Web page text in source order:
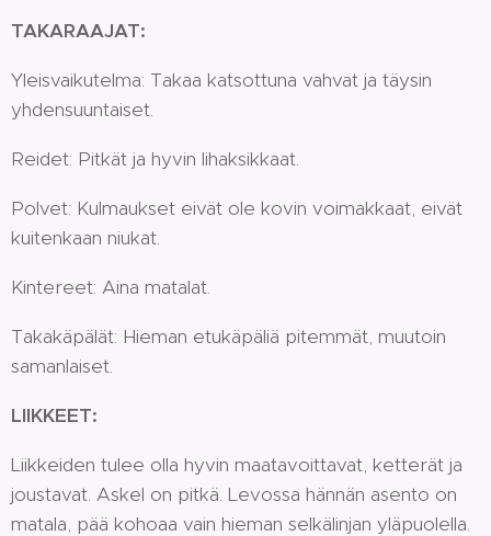
TAKARAAJAT:
Yleisvaikutelma: Takaa katsottuna vahvat ja täysin
yhdensuuntaiset.
Reidet: Pitkät ja hyvin lihaksikkaat.
Polvet: Kulmaukset eivät ole kovin voimakkaat, eivät
kuitenkaan niukat.
Kintereet: Aina matalat.
Takakäpälät: Hieman etukäpäliä pitemmät, muutoin
samanlaiset.
LIIKKEET:
Liikkeiden tulee olla hyvin maatavoittavat, ketterät ja
joustavat. Askel on pitkä. Levossa hännän asento on
matala, pää kohoaa vain hieman selkälinjan yläpuolella.